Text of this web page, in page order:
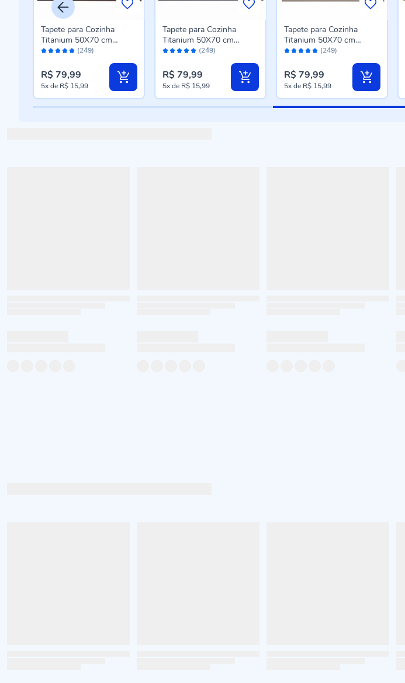
Avaliação: (249)
Tapete para Cozinha
Titanium 50X70 cm
Havan Casa - Marrom
R$ 79,99
5xde R$ 15,99
Avaliação: (249)
Tapete para Cozinha
Titanium 50X70 cm
Havan Casa - Cinza
R$ 79,99
5xde R$ 15,99
Avaliação: (249)
Tapete para Cozinha
Titanium 50X70 cm
Havan Casa - Taupe Novo
R$ 79,99
5xde R$ 15,99